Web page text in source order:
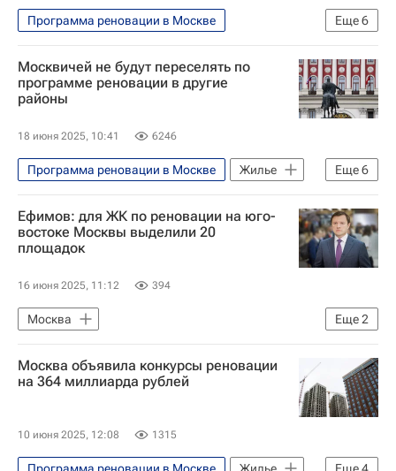
Еще6
Программа реновации в Москве
Программа реновации в Москве
Жилье
Москва
Сергей Собянин
Реновация
Москвичей не будут переселять по
программе реновации в другие
районы
18 июня 2025, 10:41 6246
Еще6
Программа реновации в Москве
Жилье
Москва
Госдума РФ
Программа реновации в Москве
Правительство г. Москвы
Строительство
Ефимов: для ЖК по реновации на юго-
востоке Москвы выделили 20
площадок
16 июня 2025, 11:12 394
Еще2
Москва
Владимир Ефимов (Правительство Москвы)
Градостроительный комплекс Москвы
Москва объявила конкурсы реновации
на 364 миллиарда рублей
10 июня 2025, 12:08 1315